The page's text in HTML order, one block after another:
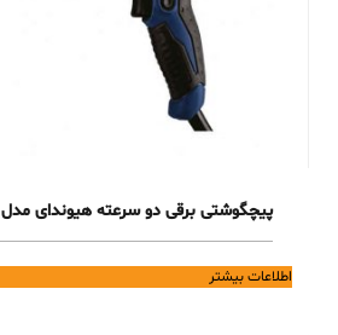
پیچگوشتی برقی دو سرعته هیوندای مدل HP232-DD
اطلاعات بیشتر